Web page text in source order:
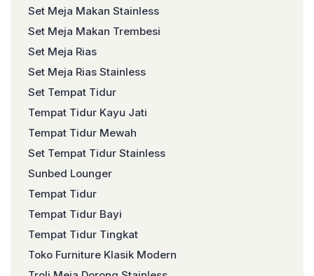
Set Meja Makan Stainless
Set Meja Makan Trembesi
Set Meja Rias
Set Meja Rias Stainless
Set Tempat Tidur
Tempat Tidur Kayu Jati
Tempat Tidur Mewah
Set Tempat Tidur Stainless
Sunbed Lounger
Tempat Tidur
Tempat Tidur Bayi
Tempat Tidur Tingkat
Toko Furniture Klasik Modern